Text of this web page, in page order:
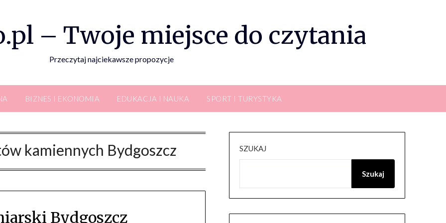
– Twoje miejsce do czytania
Przeczytaj najciekawsze propozycje
BIZNES I EKONOMIA EDUKACJA I NAUKA SPORT I TURYSTYKA
kamiennych Bydgoszcz
Bydgoszcz
SZUKAJ
Szukaj